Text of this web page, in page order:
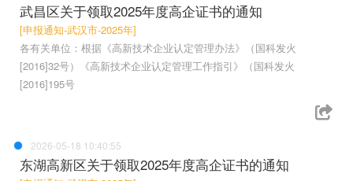
武昌区关于领取2025年度高企证书的通知
[申报通知-武汉市-2025年]
各有关单位：根据《高新技术企业认定管理办法》（国科发火
[2016]32号）《高新技术企业认定管理工作指引》（国科发火
[2016]195号
2026-05-18 10:40:55
东湖高新区关于领取2025年度高企证书的通知